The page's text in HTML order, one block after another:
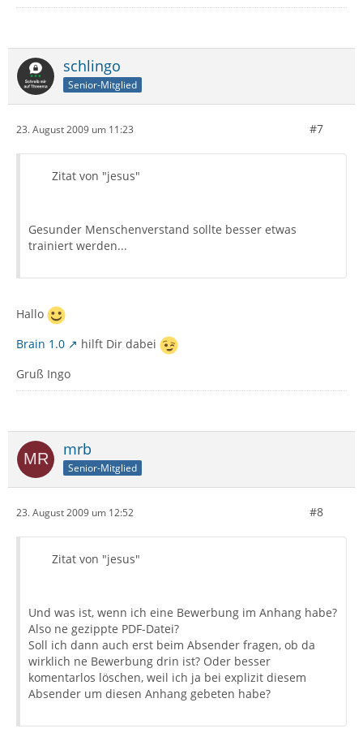
schlingo
Senior-Mitglied
23. August 2009 um 11:23 #7
Zitat von "jesus"
Gesunder Menschenverstand sollte besser etwas
trainiert werden...
Hallo
Brain 1.0
hilft Dir dabei
Gruß Ingo
mrb
Senior-Mitglied
23. August 2009 um 12:52 #8
Zitat von "jesus"
Und was ist, wenn ich eine Bewerbung im Anhang habe?
Also ne gezippte PDF-Datei?
Soll ich dann auch erst beim Absender fragen, ob da
wirklich ne Bewerbung drin ist? Oder besser
komentarlos löschen, weil ich ja bei explizit diesem
Absender um diesen Anhang gebeten habe?